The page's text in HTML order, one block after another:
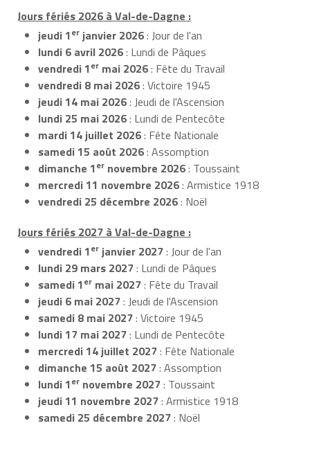
Jours fériés 2026 à Val-de-Dagne :
jeudi 1er janvier 2026: Jour de l'an
lundi 6 avril 2026: Lundi de Pâques
vendredi 1er mai 2026: Fête du Travail
vendredi 8 mai 2026: Victoire 1945
jeudi 14 mai 2026: Jeudi de l'Ascension
lundi 25 mai 2026: Lundi de Pentecôte
mardi 14 juillet 2026: Fête Nationale
samedi 15 août 2026: Assomption
dimanche 1er novembre 2026: Toussaint
mercredi 11 novembre 2026: Armistice 1918
vendredi 25 décembre 2026: Noël
Jours fériés 2027 à Val-de-Dagne :
vendredi 1er janvier 2027: Jour de l'an
lundi 29 mars 2027: Lundi de Pâques
samedi 1er mai 2027: Fête du Travail
jeudi 6 mai 2027: Jeudi de l'Ascension
samedi 8 mai 2027: Victoire 1945
lundi 17 mai 2027: Lundi de Pentecôte
mercredi 14 juillet 2027: Fête Nationale
dimanche 15 août 2027: Assomption
lundi 1er novembre 2027: Toussaint
jeudi 11 novembre 2027: Armistice 1918
samedi 25 décembre 2027: Noël